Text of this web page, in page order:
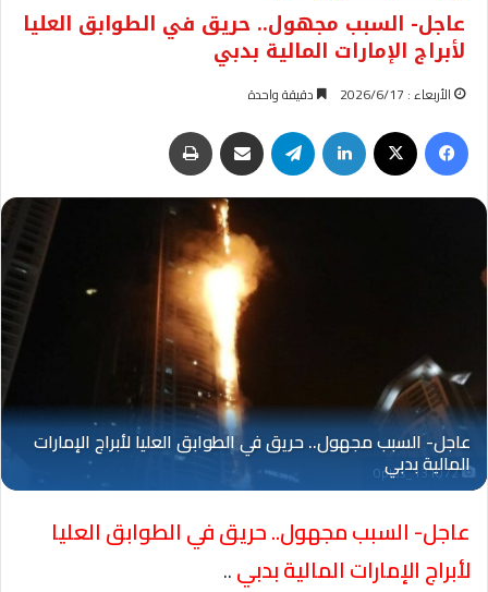
عاجل- السبب مجهول.. حريق في الطوابق العليا
لأبراج الإمارات المالية بدبي
الأربعاء : 2026/6/17 دقيقة واحدة
فيسبوك لينكدإن تيلقرام مشاركة عبر البريد
Oplus_131072
عاجل- السبب مجهول.. حريق في الطوابق العليا
لأبراج الإمارات المالية بدبي..